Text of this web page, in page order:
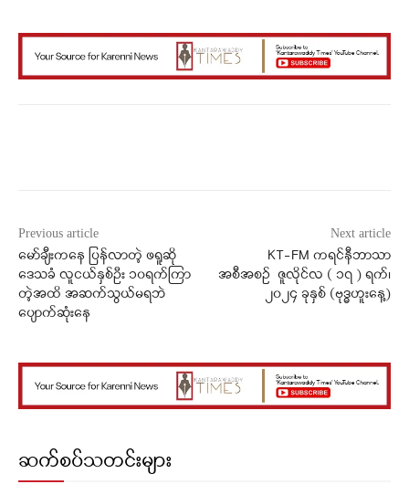
Previous article
မော်ချီးကနေ ပြန်လာတဲ့ ဖရူဆို
ဒေသခံ လူငယ်နှစ်ဦး ၁၀ရက်ကြာ
တဲ့အထိ အဆက်သွယ်မရဘဲ
ပျောက်ဆုံးနေ
Next article
KT-FM ကရင်နီဘာသာ
အစီအစဉ် ဇူလိုင်လ ( ၁၇ ) ရက်၊
၂၀၂၄ ခုနှစ် (ဗုဒ္ဓဟူးနေ့)
ဆက်စပ်သတင်းများ